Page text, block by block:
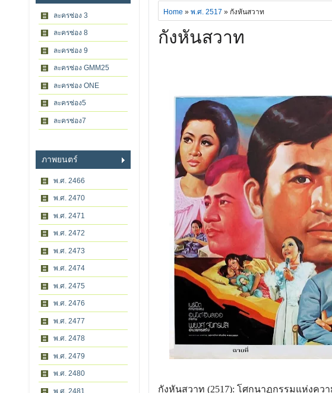
ละครช่อง 3
ละครช่อง 8
ละครช่อง 9
ละครช่อง GMM25
ละครช่อง ONE
ละครช่อง5
ละครช่อง7
ภาพยนตร์
พ.ศ. 2466
พ.ศ. 2470
พ.ศ. 2471
พ.ศ. 2472
พ.ศ. 2473
พ.ศ. 2474
พ.ศ. 2475
พ.ศ. 2476
พ.ศ. 2477
พ.ศ. 2478
พ.ศ. 2479
พ.ศ. 2480
พ.ศ. 2481
Home » พ.ศ. 2517 » กังหันสวาท
กังหันสวาท
กังหันสวาท (2517): โศกนาฏกรรมแห่งคว